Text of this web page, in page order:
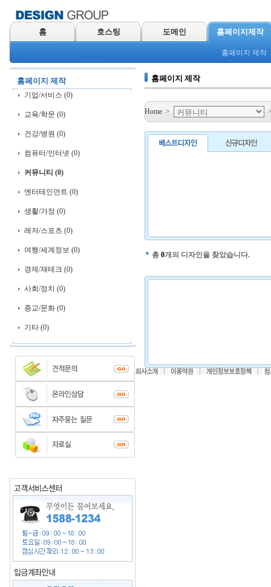
홈 호스팅 도메인 홈페이지제작
홈페이지 제작
홈페이지 제작
기업/서비스 (0)
교육/학문 (0)
건강/병원 (0)
컴퓨터/인터넷 (0)
커뮤니티 (0)
엔터테인먼트 (0)
생활/가정 (0)
레저/스포츠 (0)
여행/세계정보 (0)
경제/재테크 (0)
사회/정치 (0)
종교/문화 (0)
기타 (0)
홈페이지 제작
Home >
총 0개의 디자인을 찾았습니다.